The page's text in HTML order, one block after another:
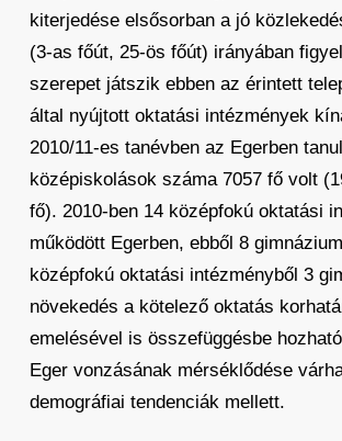
kiterjedése elsősorban a jó
(3-as főút, 25-ös főút) irányában
szerepet játszik ebben az érintett
által nyújtott oktatási intézmények
2010/11-es tanévben az Egerben
középiskolások száma 7057 fő volt
fő). 2010-ben 14 középfokú oktatási
működött Egerben, ebből 8
középfokú oktatási intézményből 3
növekedés a kötelező oktatás
emelésével is összefüggésbe
Eger vonzásának mérséklődése
demográfiai tendenciák mellett.